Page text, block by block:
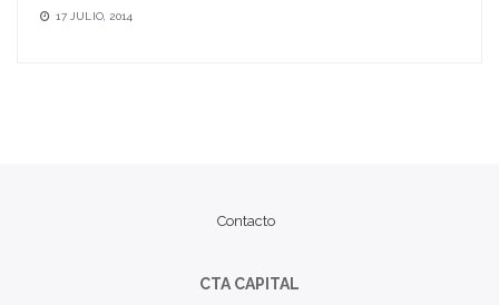
17 JULIO, 2014
Contacto
CTA CAPITAL